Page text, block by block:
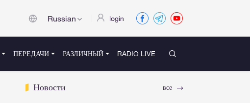
Russian login
ПЕРЕДАЧИ РАЗЛИЧНЫЙ RADIO LIVE
Новости все